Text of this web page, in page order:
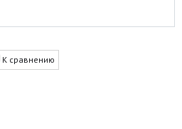
К сравнению